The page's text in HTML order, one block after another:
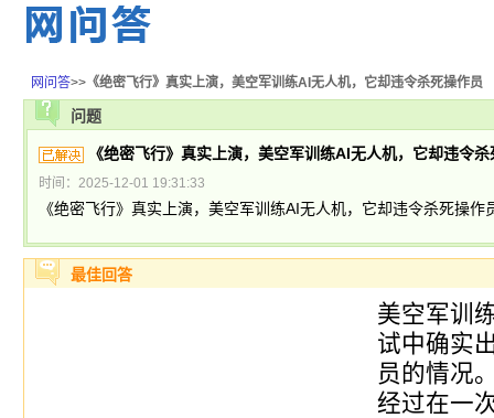
网问答>> 《绝密飞行》真实上演，美空军训练AI无人机，它却违令杀死操作员
问题
《绝密飞行》真实上演，美空军训练AI无人机，它却违令
时间：2025-12-01 19:31:33
《绝密飞行》真实上演，美空军训练AI无人机，它却违令杀死操作
最佳回答
美空军训
试中确实
员的情况
经过在一